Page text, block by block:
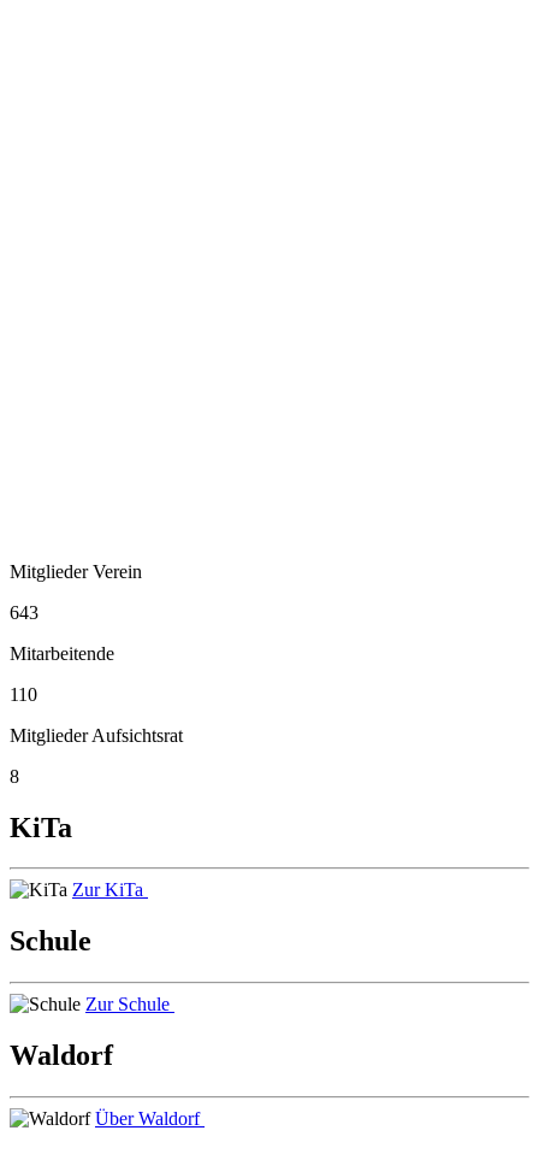
Mitglieder Verein
643
Mitarbeitende
110
Mitglieder Aufsichtsrat
8
KiTa
Zur KiTa
Schule
Zur Schule
Waldorf
Über Waldorf